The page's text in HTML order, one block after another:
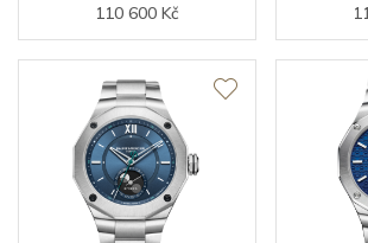
110 600 Kč